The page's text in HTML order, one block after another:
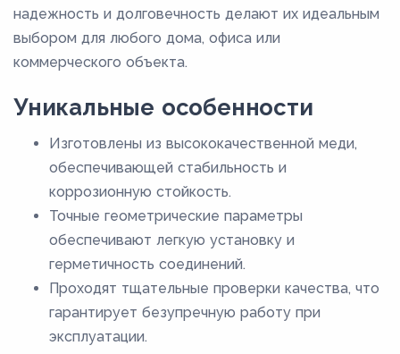
надежность и долговечность делают их идеальным
выбором для любого дома, офиса или
коммерческого объекта.
Уникальные особенности
Изготовлены из высококачественной меди,
обеспечивающей стабильность и
коррозионную стойкость.
Точные геометрические параметры
обеспечивают легкую установку и
герметичность соединений.
Проходят тщательные проверки качества, что
гарантирует безупречную работу при
эксплуатации.